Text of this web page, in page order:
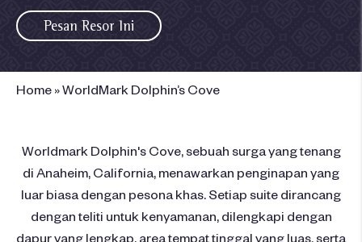
Pesan Resor Ini
Home »WorldMark Dolphin’s Cove
Worldmark Dolphin's Cove, sebuah surga yang tenang
di Anaheim, California, menawarkan penginapan yang
luar biasa dengan pesona khas. Setiap suite dirancang
dengan teliti untuk kenyamanan, dilengkapi dengan
dapur yang lengkap, area tempat tinggal yang luas, serta